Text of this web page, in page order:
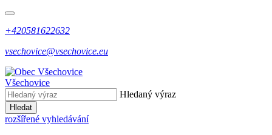
+420581622632
vsechovice@vsechovice.eu
Všechovice
Hledaný výraz
Hledat
rozšířené vyhledávání